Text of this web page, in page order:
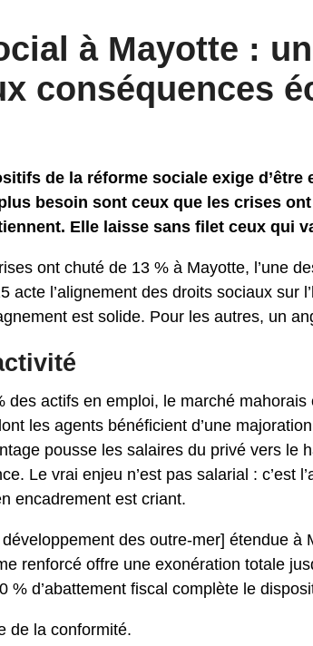
à Mayotte :
conséquences
de la réforme sociale exige
besoin sont ceux que les crises
Elle laisse sans filet ceux qui
ont chuté de 13 % à Mayotte, l’une
acte l’alignement des droits sociaux sur
est solide. Pour les autres, un
des actifs en emploi, le marché
les agents bénéficient d’une
pousse les salaires du privé vers le
Le vrai enjeu n’est pas salarial : c’est
encadrement est criant.
des outre-mer] étendue à
renforcé offre une exonération totale
% d’abattement fiscal complète le
de la conformité.